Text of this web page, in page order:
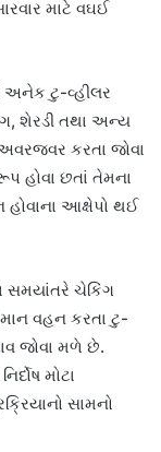
માટે વઘઈ
અનેક ટુ-વ્હીલર
શેરડી તથા અન્ય
કરતા જોવા
હોવા છતાં તેમના
હોવાના આક્ષેપો થઈ
સમયાંતરે ચેકિંગ
વહન કરતા ટુ-
જોવા મળે છે.
મોટા
સામનો